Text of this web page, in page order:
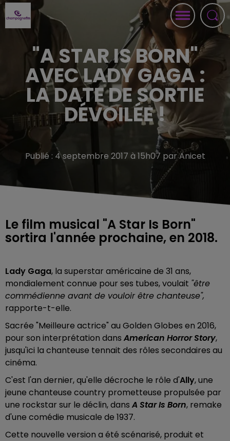
"A STAR IS BORN"
AVEC LADY GAGA :
LA DATE DE SORTIE
DÉVOILÉE !
Publié : 4 septembre 2017 à 15h07 par Anicet
Le film musical "A Star Is Born"
sortira l'année prochaine, en 2018.
Lady Gaga, la superstar américaine de 31 ans,
mondialement connue pour ses tubes, voulait "être
commédienne avant de vouloir être chanteuse",
rapporte-t-elle.
Sacrée "Meilleure actrice" au Golden Globes en 2016,
pour son interprétation dans American Horror Story,
jusqu'ici la chanteuse tennait des rôles secondaires au
cinéma.
C'est l'an dernier, qu'elle décroche le rôle d'Ally, une
jeune chanteuse country prometteuse propulsée par
une rockstar sur le déclin, dans A Star Is Born, remake
d'une comédie musicale de 1937.
Cette nouvelle version a été scénarisé, produit et